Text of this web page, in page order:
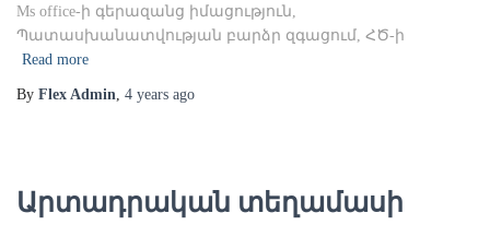
Ms office-ի գերազանց իմացություն,
Պատասխանատվության բարձր զգացում, ՀԾ-ի
Read more
By Flex Admin, 4 years ago
Արտադրական տեղամասի